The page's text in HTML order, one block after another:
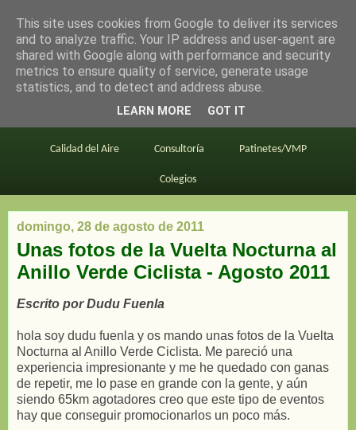
en bici por madrid
Este blog BiciMAD Primeros consejos
Calidad del Aire Consultoría Patinetes/VMP
Colegios
domingo, 28 de agosto de 2011
Unas fotos de la Vuelta Nocturna al
Anillo Verde Ciclista - Agosto 2011
Escrito por Dudu Fuenla
hola soy dudu fuenla y os mando unas fotos de la Vuelta
Nocturna al Anillo Verde Ciclista. Me pareció una
experiencia impresionante y me he quedado con ganas
de repetir, me lo pase en grande con la gente, y aún
siendo 65km agotadores creo que este tipo de eventos
hay que conseguir promocionarlos un poco más.
This site uses cookies from Google to deliver its services
and to analyze traffic. Your IP address and user-agent are
shared with Google along with performance and security
metrics to ensure quality of service, generate usage
statistics, and to detect and address abuse.
LEARN MORE GOT IT